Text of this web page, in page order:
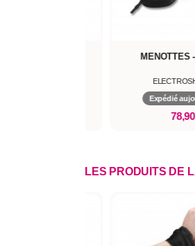
MENOTTES
Expédié
LES PRODUITS DE